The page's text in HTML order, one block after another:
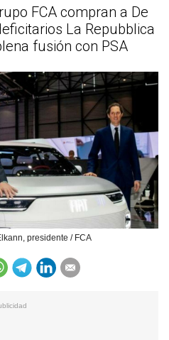
FCA compran a De
La Repubblica
fusión con PSA
presidente / FCA